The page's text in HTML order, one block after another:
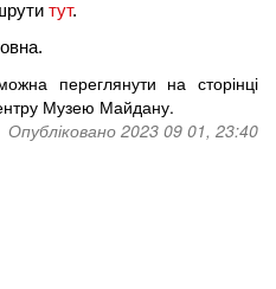
тут.
переглянути на сторінці
Музею Майдану.
Опубліковано 2023 09 01, 23:40